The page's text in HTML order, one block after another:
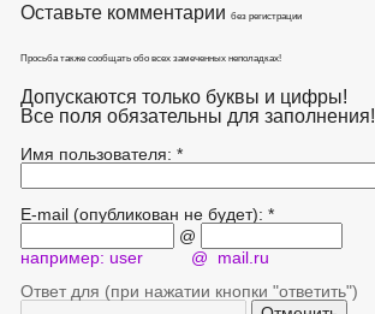
Оставьте комментарии без регистрации
Просьба также сообщать обо всех замеченных неполадках!
Допускаются только буквы и цифры!
Все поля обязательны для заполнения!
Имя пользователя: *
E-mail (опубликован не будет): *
@
например: user @ mail.ru
Ответ для (при нажатии кнопки "ответить")